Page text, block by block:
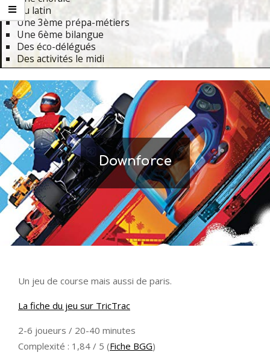
Du latin
Une 3ème prépa-métiers
Une 6ème bilangue
Des éco-délégués
Des activités le midi
Navigation
Menu
Downforce
Un jeu de course mais aussi de paris.
La fiche du jeu sur TricTrac
2-6 joueurs / 20-40 minutes
Complexité : 1,84 / 5 (Fiche BGG)